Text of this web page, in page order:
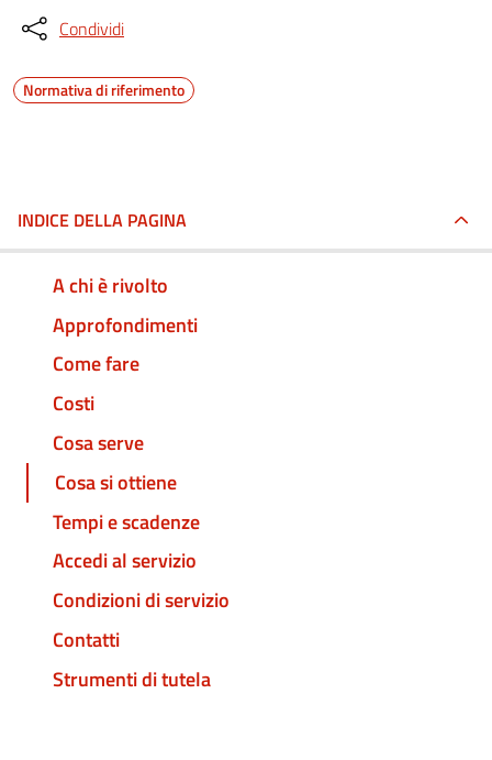
Condividi
Normativa di riferimento
INDICE DELLA PAGINA
A chi è rivolto
Approfondimenti
Come fare
Costi
Cosa serve
Cosa si ottiene
Tempi e scadenze
Accedi al servizio
Condizioni di servizio
Contatti
Strumenti di tutela